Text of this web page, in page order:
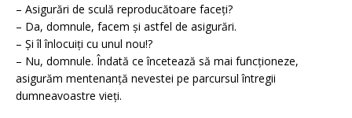
– Asigurări de sculă reproducătoare faceți?
– Da, domnule, facem și astfel de asigurări.
– Și îl înlocuiți cu unul nou!?
– Nu, domnule. Îndată ce încetează să mai funcționeze,
asigurăm mentenanță nevestei pe parcursul întregii
dumneavoastre vieți.